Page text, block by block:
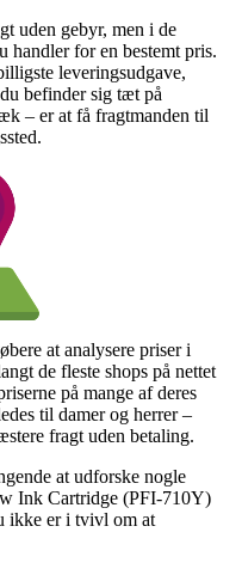
uden gebyr, men i de
for en bestemt pris.
leveringsudgave,
befinder sig tæt på
– er at få fragtmanden til
at analysere priser i
de fleste shops på nettet
på mange af deres
til damer og herrer –
fragt uden betaling.
at udforske nogle
Ink Cartridge (PFI-710Y)
ikke er i tvivl om at